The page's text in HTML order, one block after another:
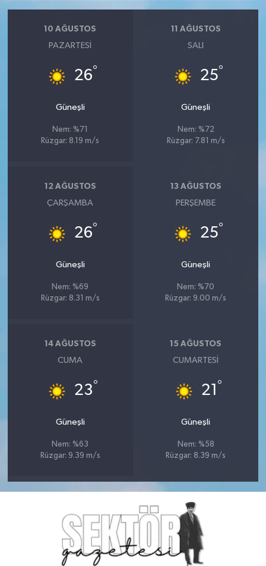
10 AĞUSTOS
PAZARTESI
26°
Güneşli
Nem: %71
Rüzgar: 8.19 m/s
11 AĞUSTOS
SALI
25°
Güneşli
Nem: %72
Rüzgar: 7.81 m/s
12 AĞUSTOS
ÇARŞAMBA
26°
Güneşli
Nem: %69
Rüzgar: 8.31 m/s
13 AĞUSTOS
PERŞEMBE
25°
Güneşli
Nem: %70
Rüzgar: 9.00 m/s
14 AĞUSTOS
CUMA
23°
Güneşli
Nem: %63
Rüzgar: 9.39 m/s
15 AĞUSTOS
CUMARTESI
21 °
Güneşli
Nem: %58
Rüzgar: 8.39 m/s